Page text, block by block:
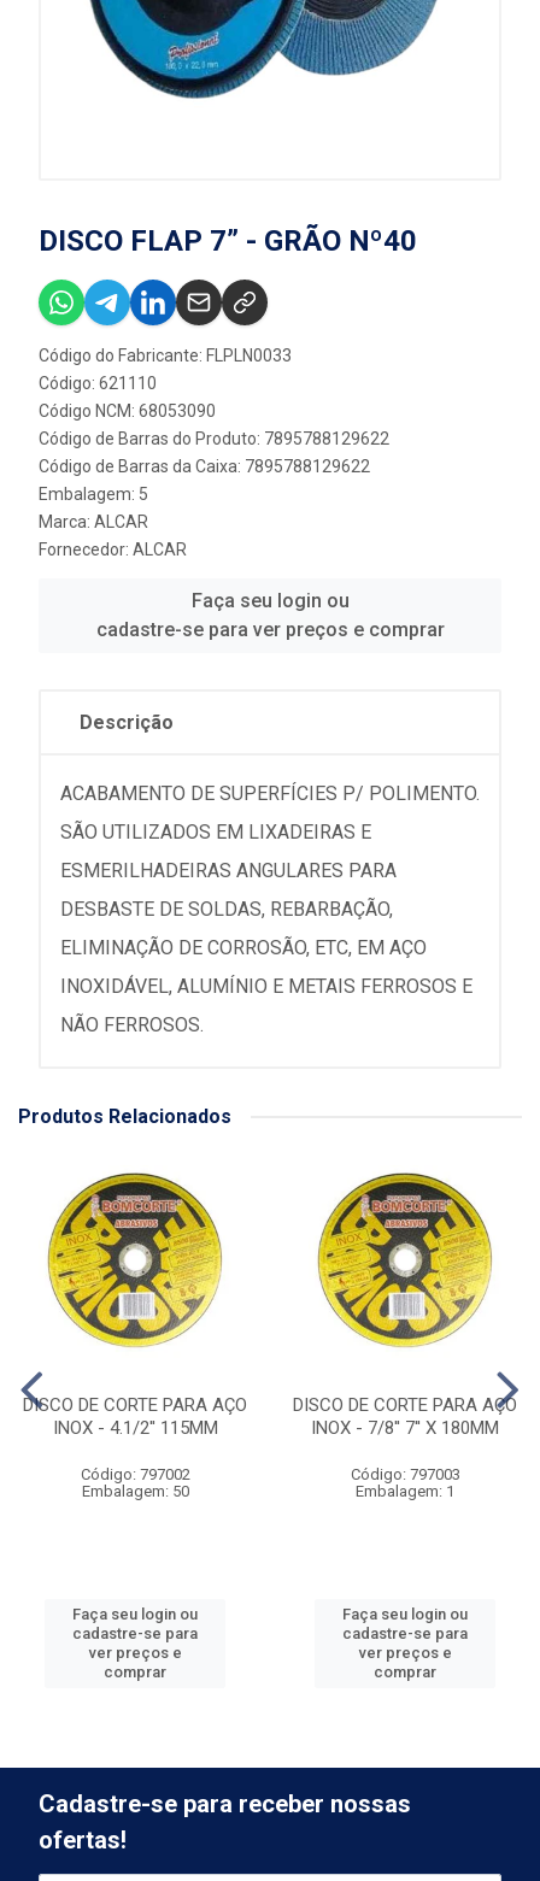
DISCO FLAP 7” - GRÃO Nº40
Código do Fabricante: FLPLN0033
Código: 621110
Código NCM: 68053090
Código de Barras do Produto: 7895788129622
Código de Barras da Caixa: 7895788129622
Embalagem: 5
Marca: ALCAR
Fornecedor: ALCAR
Faça seu login ou
cadastre-se para ver preços e comprar
Descrição
ACABAMENTO DE SUPERFÍCIES P/ POLIMENTO.
SÃO UTILIZADOS EM LIXADEIRAS E
ESMERILHADEIRAS ANGULARES PARA
DESBASTE DE SOLDAS, REBARBAÇÃO,
ELIMINAÇÃO DE CORROSÃO, ETC, EM AÇO
INOXIDÁVEL, ALUMÍNIO E METAIS FERROSOS E
NÃO FERROSOS.
Produtos Relacionados
DISCO DE CORTE PARA AÇO
INOX - 4.1/2'' 115MM
Código: 797002
Embalagem: 50
Faça seu login ou
cadastre-se para
ver preços e
comprar
DISCO DE CORTE PARA AÇO
INOX - 7/8'' 7'' X 180MM
Código: 797003
Embalagem: 1
Faça seu login ou
cadastre-se para
ver preços e
comprar
Cadastre-se para receber nossas
ofertas!